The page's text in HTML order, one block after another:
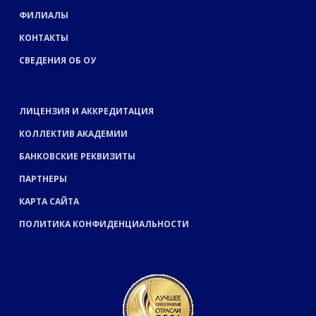
ФИЛИАЛЫ
КОНТАКТЫ
СВЕДЕНИЯ ОБ ОУ
ЛИЦЕНЗИЯ И АККРЕДИТАЦИЯ
КОЛЛЕКТИВ АКАДЕМИИ
БАНКОВСКИЕ РЕКВИЗИТЫ
ПАРТНЕРЫ
КАРТА САЙТА
ПОЛИТИКА КОНФИДЕНЦИАЛЬНОСТИ